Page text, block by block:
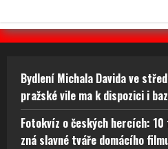
Bydlení Michala Davida ve
pražské vile ma k dispozici i
Fotokvíz o českých hercích:
zná slavné tváře domácího